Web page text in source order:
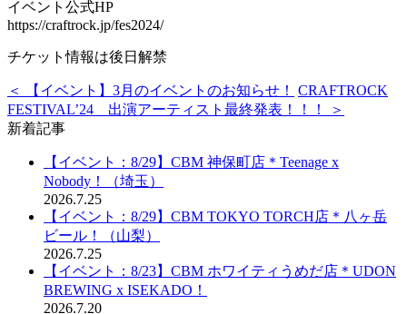
イベント公式HP
https://craftrock.jp/fes2024/
チケット情報は後日解禁
＜ 【イベント】3月のイベントのお知らせ！
CRAFTROCK
FESTIVAL’24 出演アーティスト最終発表！！！ ＞
新着記事
【イベント：8/29】CBM 神保町店＊Teenage x
Nobody！（埼玉）
2026.7.25
【イベント：8/29】CBM TOKYO TORCH店＊八ヶ岳
ビール！（山梨）
2026.7.25
【イベント：8/23】CBM ホワイティうめだ店＊UDON
BREWING x ISEKADO！
2026.7.20